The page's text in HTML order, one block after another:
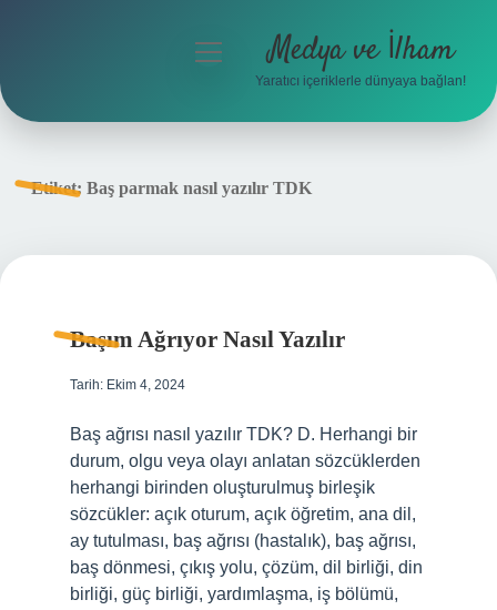
menüyü
Medya ve İlham
Yaratıcı içeriklerle dünyaya bağlan!
Etiket: Baş parmak nasıl yazılır TDK
Başım Ağrıyor Nasıl Yazılır
Tarih: Ekim 4, 2024
Baş ağrısı nasıl yazılır TDK? D. Herhangi bir
durum, olgu veya olayı anlatan sözcüklerden
herhangi birinden oluşturulmuş birleşik
sözcükler: açık oturum, açık öğretim, ana dil,
ay tutulması, baş ağrısı (hastalık), baş ağrısı,
baş dönmesi, çıkış yolu, çözüm, dil birliği, din
birliği, güç birliği, yardımlaşma, iş bölümü,